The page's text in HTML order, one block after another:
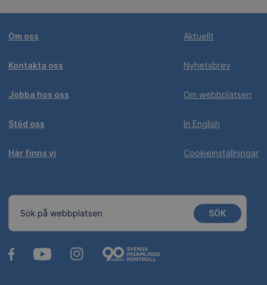
Om oss
Kontakta oss
Jobba hos oss
Stöd oss
Här finns vi
Aktuellt
Nyhetsbrev
Om webbplatsen
In English
Cookieinställningar
Sök på webbplatsen SÖK